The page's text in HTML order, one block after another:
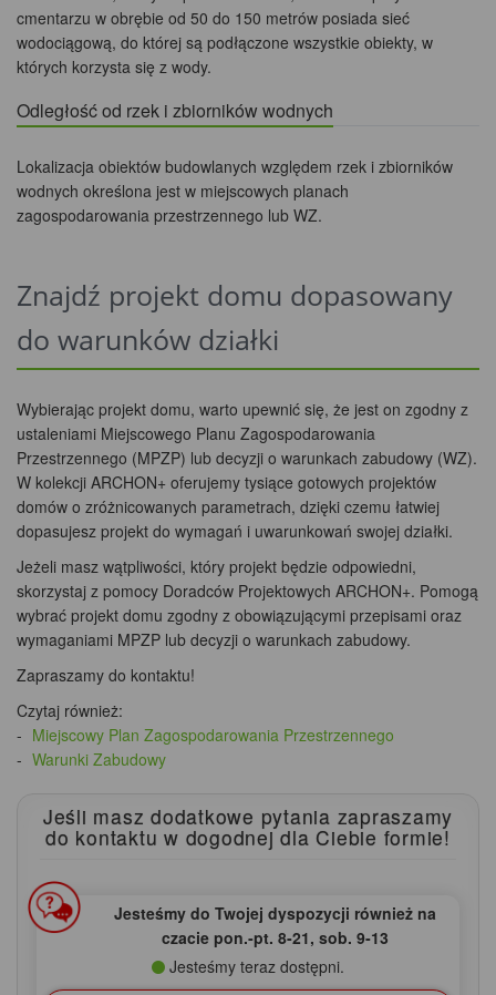
cmentarzu w obrębie od 50 do 150 metrów posiada sieć
wodociągową, do której są podłączone wszystkie obiekty, w
których korzysta się z wody.
Odległość od rzek i zbiorników wodnych
Lokalizacja obiektów budowlanych względem rzek i zbiorników
wodnych określona jest w miejscowych planach
zagospodarowania przestrzennego lub WZ.
Znajdź projekt domu dopasowany
do warunków działki
Wybierając projekt domu, warto upewnić się, że jest on zgodny z
ustaleniami Miejscowego Planu Zagospodarowania
Przestrzennego (MPZP) lub decyzji o warunkach zabudowy (WZ).
W kolekcji ARCHON+ oferujemy tysiące gotowych projektów
domów o zróżnicowanych parametrach, dzięki czemu łatwiej
dopasujesz projekt do wymagań i uwarunkowań swojej działki.
Jeżeli masz wątpliwości, który projekt będzie odpowiedni,
skorzystaj z pomocy Doradców Projektowych ARCHON+. Pomogą
wybrać projekt domu zgodny z obowiązującymi przepisami oraz
wymaganiami MPZP lub decyzji o warunkach zabudowy.
Zapraszamy do kontaktu!
Czytaj również:
Miejscowy Plan Zagospodarowania Przestrzennego
Warunki Zabudowy
Jeśli masz dodatkowe pytania zapraszamy
do kontaktuw dogodnej dla Ciebie formie!
Jesteśmy do Twojej dyspozycji również na
czacie pon.‑pt. 8‑21, sob. 9‑13
Jesteśmy teraz dostępni.